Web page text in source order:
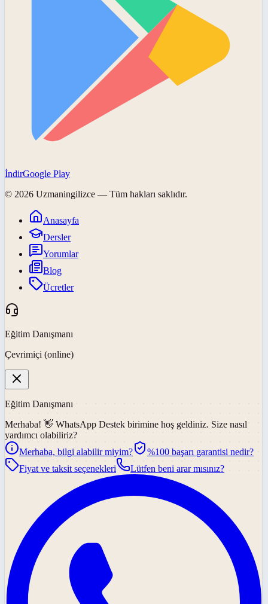
İndirGoogle Play
© 2026 Uzmaningilizce — Tüm hakları saklıdır.
Anasayfa
Dersler
Yorumlar
Blog
Ücretler
Eğitim Danışmanı
Çevrimiçi (online)
Eğitim Danışmanı
Merhaba! 👋 WhatsApp Destek birimine hoş geldiniz. Size nasıl
yardımcı olabiliriz?
Merhaba, bilgi alabilir miyim?
%100 başarı garantisi nedir?
Fiyat ve taksit seçenekleri
Lütfen beni arar mısınız?